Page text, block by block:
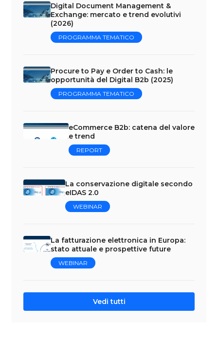
Digital Document Management &
Exchange: mercato e trend evolutivi
(2026)
PROGRAMMA TEMATICO
Procure to Pay e Order to Cash: le
opportunità del Digital B2b (2025)
PROGRAMMA TEMATICO
eCommerce B2b: catena del valore
e trend
REPORT
La conservazione digitale secondo
eIDAS 2.0
WEBINAR
La fatturazione elettronica in Europa:
stato attuale e prospettive future
WEBINAR
Vedi tutti